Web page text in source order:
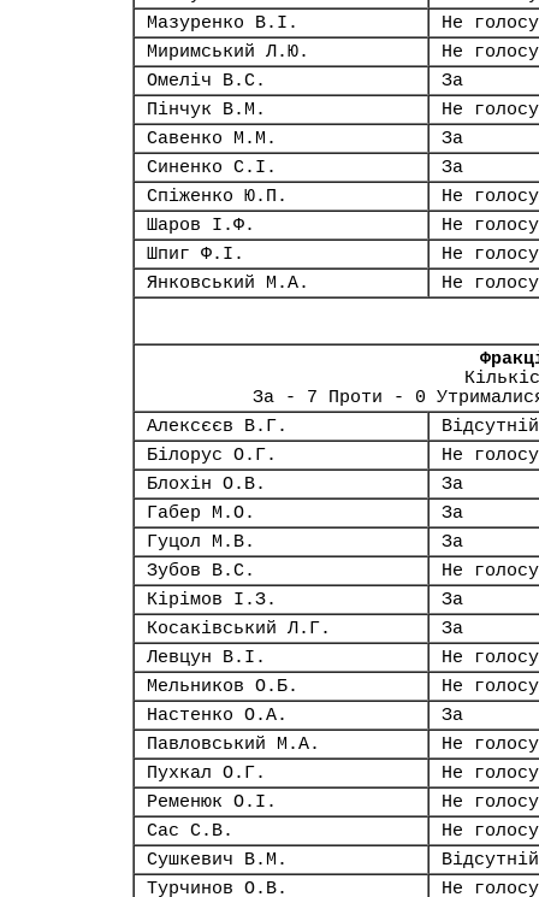
Мазуренко В.І.
Не
Миримський Л.Ю.
Не
Омеліч В.С.
За
Пінчук В.М.
Не
Савенко М.М.
За
Синенко С.І.
За
Спіженко Ю.П.
Не
Шаров І.Ф.
Не
Шпиг Ф.І.
Не
Янковський М.А.
Не
За - 7 Проти - 0
Алексєєв В.Г.
Відсутній
Білорус О.Г.
Не
Блохін О.В.
За
Габер М.О.
За
Гуцол М.В.
За
Зубов В.С.
Не
Кірімов І.З.
За
Косаківський Л.Г.
За
Левцун В.І.
Не
Мельников О.Б.
Не
Настенко О.А.
За
Павловський М.А.
Не
Пухкал О.Г.
Не
Ременюк О.І.
Не
Сас С.В.
Не
Сушкевич В.М.
Відсутній
Турчинов О.В.
Не